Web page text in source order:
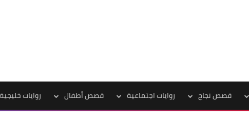
قصص نجاح روايات اجتماعية قصص أطفال روايات خليجية